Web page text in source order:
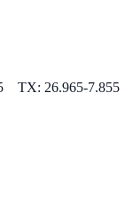
TX: 26.965-7.855